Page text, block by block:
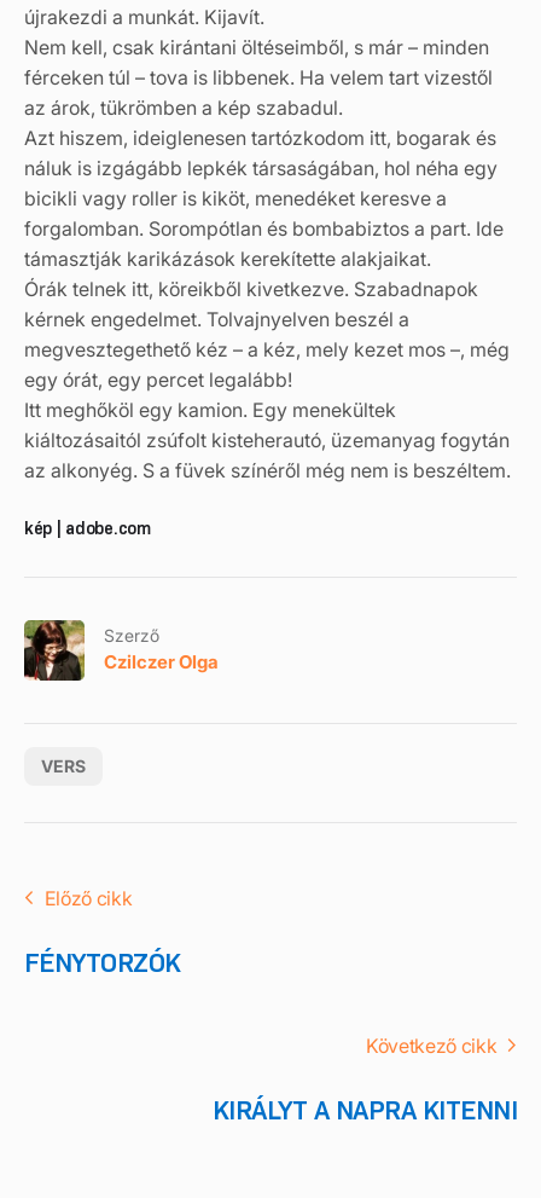
újrakezdi a munkát. Kijavít.
Nem kell, csak kirántani öltéseimből, s már – minden
férceken túl – tova is libbenek. Ha velem tart vizestől
az árok, tükrömben a kép szabadul.
Azt hiszem, ideiglenesen tartózkodom itt, bogarak és
náluk is izgágább lepkék társaságában, hol néha egy
bicikli vagy roller is kiköt, menedéket keresve a
forgalomban. Sorompótlan és bombabiztos a part. Ide
támasztják karikázások kerekítette alakjaikat.
Órák telnek itt, köreikből kivetkezve. Szabadnapok
kérnek engedelmet. Tolvajnyelven beszél a
megvesztegethető kéz – a kéz, mely kezet mos –, még
egy órát, egy percet legalább!
Itt meghőköl egy kamion. Egy menekültek
kiáltozásaitól zsúfolt kisteherautó, üzemanyag fogytán
az alkonyég. S a füvek színéről még nem is beszéltem.
kép | adobe.com
Szerző
Czilczer Olga
VERS
Előző cikk
FÉNYTORZÓK
Következő cikk
KIRÁLYT A NAPRA KITENNI